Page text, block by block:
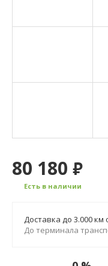
80 180 ₽
Есть в наличии
Доставка до 3.000 км
До терминала